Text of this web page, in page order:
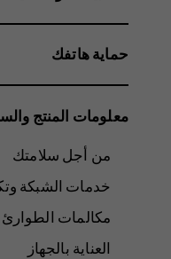
حماية هاتفك
معلومات المنتج
من أجل سلامتك
خدمات الشبكة
مكالمات الطوارئ
العناية بالجهاز